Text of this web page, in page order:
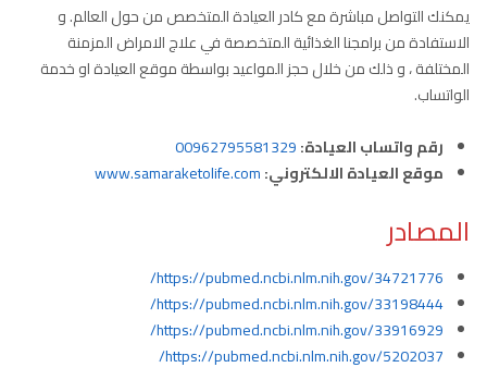
يمكنك التواصل مباشرة مع كادر العيادة المتخصص من حول العالم. و
الاستفادة من برامجنا الغذائية المتخصصة في علاج الامراض المزمنة
المختلفة ، و ذلك من خلال حجز المواعيد بواسطة موقع العيادة او خدمة
الواتساب.
رقم واتساب العيادة:00962795581329
موقع العيادة الالكتروني:www.samaraketolife.com
المصادر
https://pubmed.ncbi.nlm.nih.gov/34721776/
https://pubmed.ncbi.nlm.nih.gov/33198444/
https://pubmed.ncbi.nlm.nih.gov/33916929/
https://pubmed.ncbi.nlm.nih.gov/5202037/